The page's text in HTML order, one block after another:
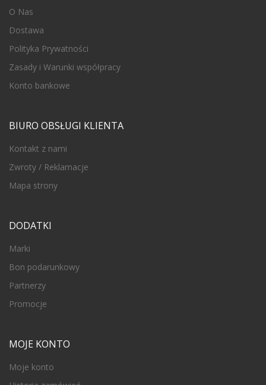
O Nas
Dostawa
Polityka Prywatności
Zasady i Warunki współpracy
Konto bankowe
BIURO OBSŁUGI KLIENTA
Kontakt z nami
Zwroty / Reklamacje
Mapa strony
DODATKI
Marki
Bon podarunkowy
Partnerzy
Promocje
MOJE KONTO
Moje konto